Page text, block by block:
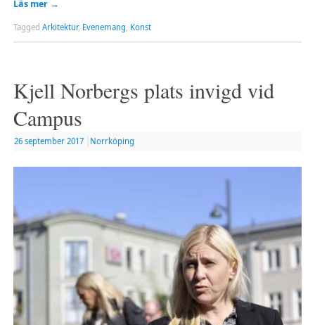
Läs mer →
Tagged Arkitektur, Evenemang Konst
Kjell Norbergs plats invigd vid
Campus
26 september 2017 Norrköping